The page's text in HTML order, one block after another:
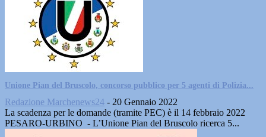
Unione Pian del Bruscolo, concorso pubblico per 5 agenti di Polizia...
Redazione Marchenews24 - 20 Gennaio 2022
La scadenza per le domande (tramite PEC) è il 14 febbraio 2022
PESARO-URBINO - L’Unione Pian del Bruscolo ricerca 5...